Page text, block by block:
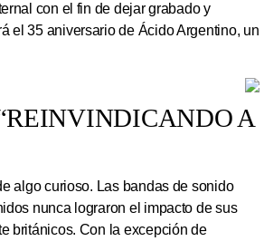
con el fin de dejar grabado y
el 35 aniversario de Ácido Argentino, un
A
algo curioso. Las bandas de sonido
nunca lograron el impacto de sus
británicos. Con la excepción de